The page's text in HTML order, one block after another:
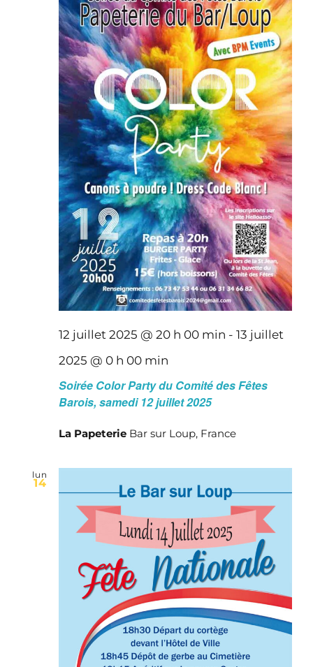
12 juillet 2025 @ 20 h 00 min - 13 juillet
2025 @ 0 h 00 min
Soirée Color Party du Comité des Fêtes
Barois, samedi 12 juillet 2025
La Papeterie Bar sur Loup, France
lun
14